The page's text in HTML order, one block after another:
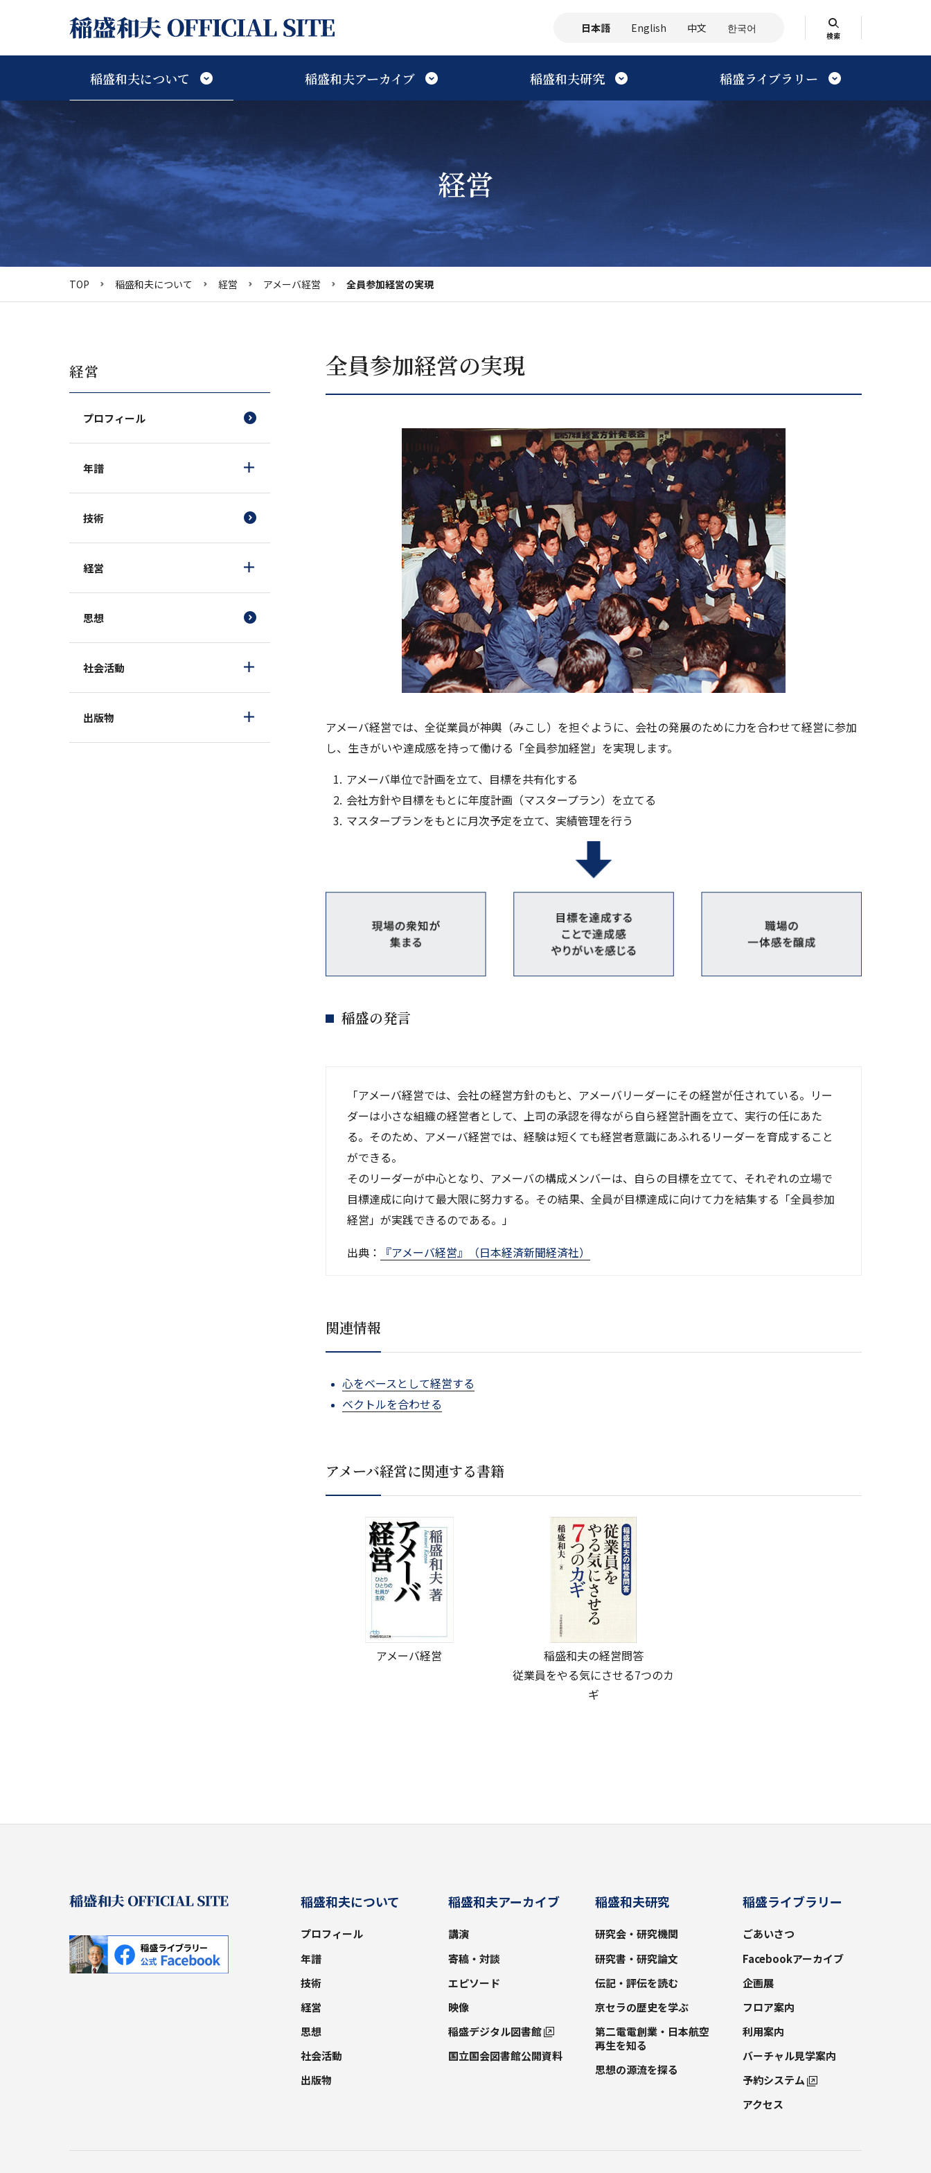
日本語 English 中文 한국어
検索
稲盛和夫について
稲盛和夫についてTOP
プロフィール
経営
稲盛和夫アーカイブ
稲盛和夫アーカイブTOP
講演
映像
稲盛和夫研究
稲盛和夫研究TOP
研究会・研究機関
京セラの歴史を学ぶ
第二電電創業・日本航空再
生を知る
稲盛ライブラリー
稲盛ライブラリーTOP
ごあいさつ
フロア案内
経営
TOP 稲盛和夫について 経営 アメーバ経営 全員参加経営の実現
全員参加経営の実現
アメーバ経営では、全従業員が神輿（みこし）を担ぐように、会社の発展のために力を合わせて経営に参加
し、生きがいや達成感を持って働ける「全員参加経営」を実現します。
アメーバ単位で計画を立て、目標を共有化する
会社方針や目標をもとに年度計画（マスタープラン）を立てる
マスタープランをもとに月次予定を立て、実績管理を行う
稲盛の発言
「アメーバ経営では、会社の経営方針のもと、アメーバリーダーにその経営が任されている。リー
ダーは小さな組織の経営者として、上司の承認を得ながら自ら経営計画を立て、実行の任にあた
る。そのため、アメーバ経営では、経験は短くても経営者意識にあふれるリーダーを育成すること
ができる。
そのリーダーが中心となり、アメーバの構成メンバーは、自らの目標を立てて、それぞれの立場で
目標達成に向けて最大限に努力する。その結果、全員が目標達成に向けて力を結集する「全員参加
経営」が実践できるのである。」
出典：
『アメーバ経営』（日本経済新聞経済社）
関連情報
心をベースとして経営する
ベクトルを合わせる
アメーバ経営に関連する書籍
アメーバ経営
稲盛和夫の経営問答
従業員をやる気にさせる7つのカ
ギ
経営
プロフィール
年譜
技術
経営
思想
社会活動
出版物
稲盛和夫について
プロフィール
年譜
技術
経営
思想
社会活動
出版物
稲盛和夫アーカイブ
講演
寄稿・対談
エピソード
映像
稲盛デジタル図書館
国立国会図書館公開資料
稲盛和夫研究
研究会・研究機関
研究書・研究論文
伝記・評伝を読む
京セラの歴史を学ぶ
第二電電創業・日本航空
再生を知る
思想の源流を探る
稲盛ライブラリー
ごあいさつ
Facebookアーカイブ
企画展
フロア案内
利用案内
バーチャル見学案内
予約システム
アクセス